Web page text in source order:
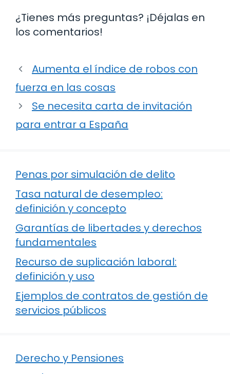
¿Tienes más preguntas? ¡Déjalas en
los comentarios!
Aumenta el índice de robos con
fuerza en las cosas
Se necesita carta de invitación
para entrar a España
Penas por simulación de delito
Tasa natural de desempleo:
definición y concepto
Garantías de libertades y derechos
fundamentales
Recurso de suplicación laboral:
definición y uso
Ejemplos de contratos de gestión de
servicios públicos
Derecho y Pensiones